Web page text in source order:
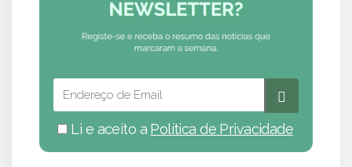
Li e aceito a Política de Privacidade